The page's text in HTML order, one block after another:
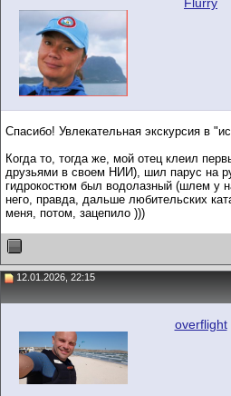
Спасибо! Увлекательная экскурсия в
Когда то, тогда же, мой отец клеил
друзьями в своем НИИ), шил парус на
гидрокостюм был водолазный (шлем у
него, правда, дальше любительских
меня, потом, зацепило )))
12.01.2026, 22:15
overflight